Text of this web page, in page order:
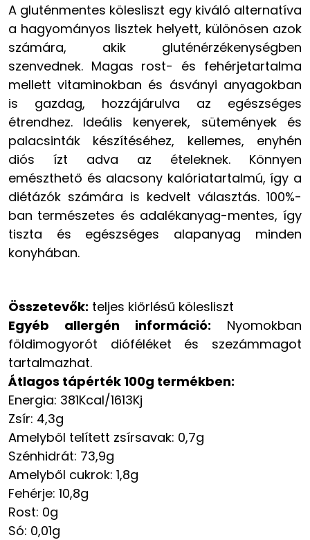
A gluténmentes kölesliszt egy kiváló alternatíva
a hagyományos lisztek helyett, különösen azok
számára, akik gluténérzékenységben
szenvednek. Magas rost- és fehérjetartalma
mellett vitaminokban és ásványi anyagokban
is gazdag, hozzájárulva az egészséges
étrendhez. Ideális kenyerek, sütemények és
palacsinták készítéséhez, kellemes, enyhén
diós ízt adva az ételeknek. Könnyen
emészthető és alacsony kalóriatartalmú, így a
diétázók számára is kedvelt választás. 100%-
ban természetes és adalékanyag-mentes, így
tiszta és egészséges alapanyag minden
konyhában.
Összetevők: teljes kiőrlésű kölesliszt
Egyéb allergén információ: Nyomokban
földimogyorót dióféléket és szezámmagot
tartalmazhat.
Átlagos tápérték 100g termékben:
Energia: 381Kcal/1613Kj
Zsír: 4,3g
Amelyből telített zsírsavak: 0,7g
Szénhidrát: 73,9g
Amelyből cukrok: 1,8g
Fehérje: 10,8g
Rost: 0g
Só: 0,01g